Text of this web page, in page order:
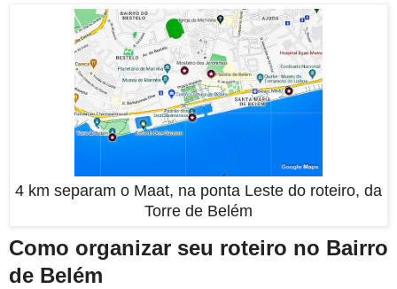
4 km separam o Maat, na ponta Leste do roteiro, da
Torre de Belém
Como organizar seu roteiro no Bairro
de Belém